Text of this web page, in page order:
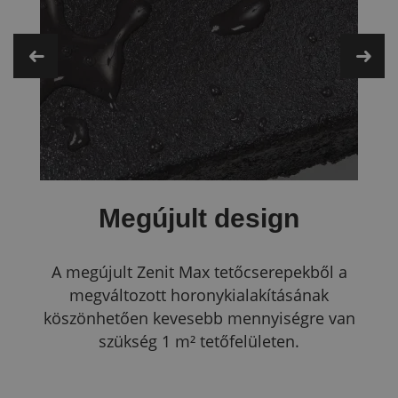
Megújult design
A megújult Zenit Max tetőcserepekből a
megváltozott horonykialakításának
köszönhetően kevesebb mennyiségre van
szükség 1 m² tetőfelületen.